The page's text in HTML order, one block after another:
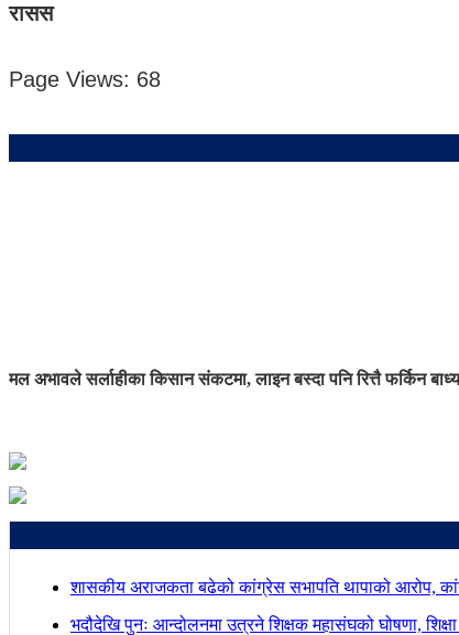
रासस
Page Views: 68
मल अभावले सर्लाहीका किसान संकटमा, लाइन बस्दा पनि रित्तै फर्किन बाध्य
शासकीय अराजकता बढेको कांग्रेस सभापति थापाको आरोप,
भदौदेखि पुनः आन्दोलनमा उत्रने शिक्षक महासंघको घोषणा,